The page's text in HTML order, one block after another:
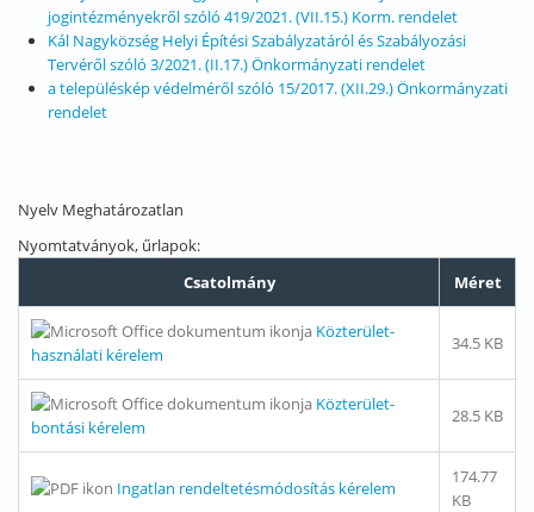
jogintézményekről szóló 419/2021. (VII.15.) Korm. rendelet
Kál Nagyközség Helyi Építési Szabályzatáról és Szabályozási
Tervéről szóló 3/2021. (II.17.) Önkormányzati rendelet
a településkép védelméről szóló 15/2017. (XII.29.) Önkormányzati
rendelet
Nyelv Meghatározatlan
Nyomtatványok, űrlapok:
Csatolmány
Méret
Közterület-
használati kérelem
34.5 KB
Közterület-
bontási kérelem
28.5 KB
Ingatlan rendeltetésmódosítás kérelem
174.77
KB